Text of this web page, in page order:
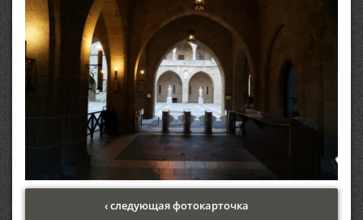
‹ следующая фотокарточка